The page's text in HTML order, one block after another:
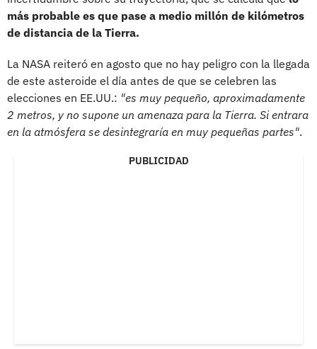
más probable es que pase a medio millón de kilómetros
de distancia de la Tierra.
La NASA reiteró en agosto que no hay peligro con la llegada
de este asteroide el día antes de que se celebren las
elecciones en EE.UU.: "es muy pequeño, aproximadamente
2 metros, y no supone un amenaza para la Tierra. Si entrara
en la atmósfera se desintegraría en muy pequeñas partes".
PUBLICIDAD